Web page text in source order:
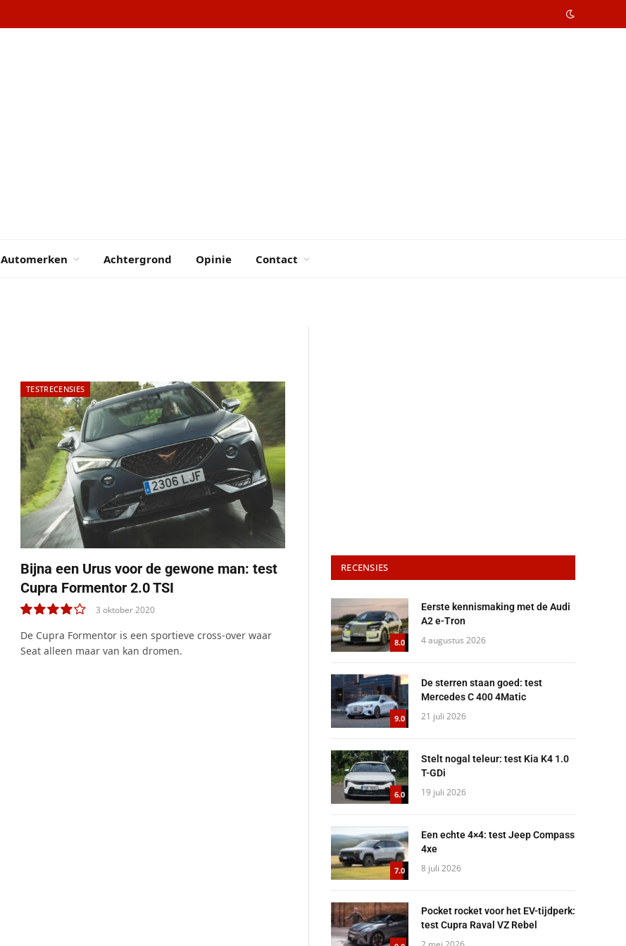
Automerken Achtergrond Opinie Contact
TESTRECENSIES
Bijna een Urus voor de gewone man: test
Cupra Formentor 2.0 TSI
8.0
3 oktober 2020
De Cupra Formentor is een sportieve cross-over waar
Seat alleen maar van kan dromen.
RECENSIES
8.0
Eerste kennismaking met de Audi
A2 e-Tron
4 augustus 2026
9.0
De sterren staan goed: test
Mercedes C 400 4Matic
21 juli 2026
6.0
Stelt nogal teleur: test Kia K4 1.0
T-GDi
19 juli 2026
7.0
Een echte 4×4: test Jeep Compass
4xe
8 juli 2026
Pocket rocket voor het EV-tijdperk:
test Cupra Raval VZ Rebel